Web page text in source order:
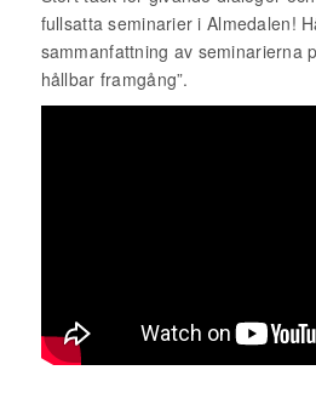
fullsatta seminarier i Almedalen!
sammanfattning av seminarierna
hållbar framgång”.